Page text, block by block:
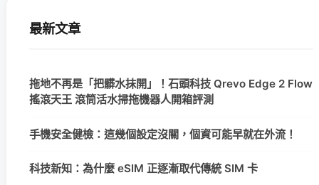
最新文章
拖地不再是「把髒水抹開」！石頭科技 Qrevo Edge 2 Flow
搖滾天王 滾筒活水掃拖機器人開箱評測
手機安全健檢：這幾個設定沒關，個資可能早就在外流！
科技新知：為什麼 eSIM 正逐漸取代傳統 SIM 卡